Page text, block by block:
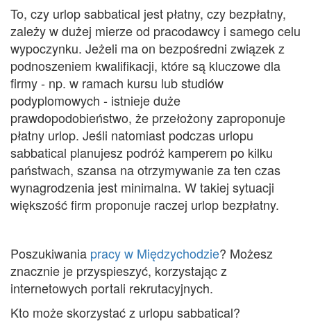
To, czy urlop sabbatical jest płatny, czy bezpłatny,
zależy w dużej mierze od pracodawcy i samego celu
wypoczynku. Jeżeli ma on bezpośredni związek z
podnoszeniem kwalifikacji, które są kluczowe dla
firmy - np. w ramach kursu lub studiów
podyplomowych - istnieje duże
prawdopodobieństwo, że przełożony zaproponuje
płatny urlop. Jeśli natomiast podczas urlopu
sabbatical planujesz podróż kamperem po kilku
państwach, szansa na otrzymywanie za ten czas
wynagrodzenia jest minimalna. W takiej sytuacji
większość firm proponuje raczej urlop bezpłatny.
Poszukiwania pracy w Międzychodzie? Możesz
znacznie je przyspieszyć, korzystając z
internetowych portali rekrutacyjnych.
Kto może skorzystać z urlopu sabbatical?